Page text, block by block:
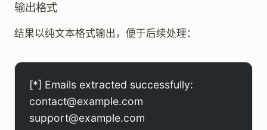
输出格式
结果以纯文本格式输出，便于后续处理：
[*] Emails extracted successfully:
contact@example.com
support@example.com